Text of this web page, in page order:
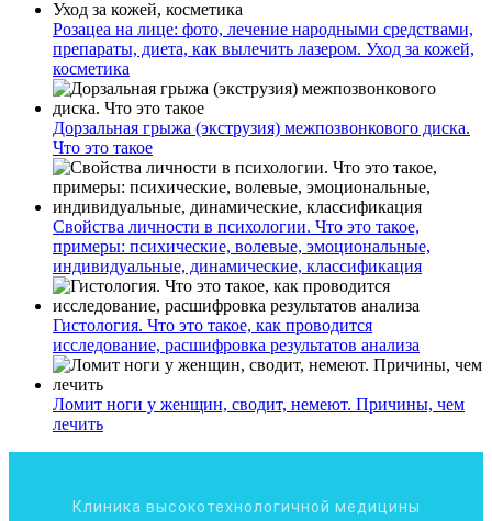
Розацеа на лице: фото, лечение народными средствами,
препараты, диета, как вылечить лазером. Уход за кожей,
косметика
Дорзальная грыжа (экструзия) межпозвонкового диска.
Что это такое
Свойства личности в психологии. Что это такое,
примеры: психические, волевые, эмоциональные,
индивидуальные, динамические, классификация
Гистология. Что это такое, как проводится
исследование, расшифровка результатов анализа
Ломит ноги у женщин, сводит, немеют. Причины, чем
лечить
Клиника высокотехнологичной медицины